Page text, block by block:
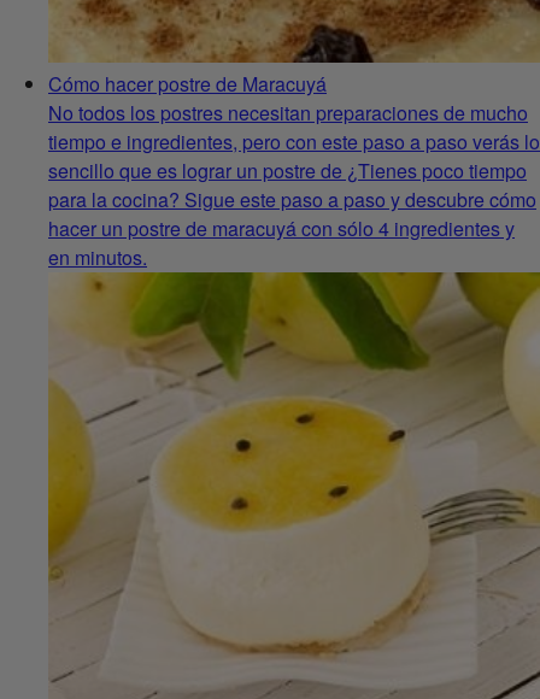
Cómo hacer postre de Maracuyá
No todos los postres necesitan preparaciones de mucho
tiempo e ingredientes, pero con este paso a paso verás lo
sencillo que es lograr un postre de ¿Tienes poco tiempo
para la cocina? Sigue este paso a paso y descubre cómo
hacer un postre de maracuyá con sólo 4 ingredientes y
en minutos.